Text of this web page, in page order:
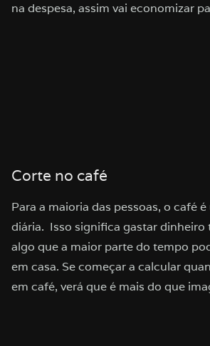
na despesa, assim vai economizar
Corte no café
Para a maioria das pessoas, o café
diária. Isso significa gastar dinheiro
algo que a maior parte do tempo
em casa. Se começar a calcular
em café, verá que é mais do que